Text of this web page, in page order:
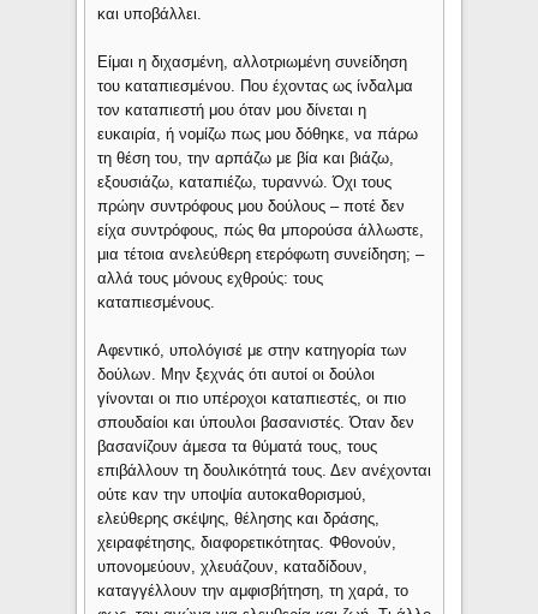
και υποβάλλει.
Είμαι η διχασμένη, αλλοτριωμένη συνείδηση
του καταπιεσμένου. Που έχοντας ως ίνδαλμα
τον καταπιεστή μου όταν μου δίνεται η
ευκαιρία, ή νομίζω πως μου δόθηκε, να πάρω
τη θέση του, την αρπάζω με βία και βιάζω,
εξουσιάζω, καταπιέζω, τυραννώ. Όχι τους
πρώην συντρόφους μου δούλους – ποτέ δεν
είχα συντρόφους, πώς θα μπορούσα άλλωστε,
μια τέτοια ανελεύθερη ετερόφωτη συνείδηση; –
αλλά τους μόνους εχθρούς: τους
καταπιεσμένους.
Αφεντικό, υπολόγισέ με στην κατηγορία των
δούλων. Μην ξεχνάς ότι αυτοί οι δούλοι
γίνονται οι πιο υπέροχοι καταπιεστές, οι πιο
σπουδαίοι και ύπουλοι βασανιστές. Όταν δεν
βασανίζουν άμεσα τα θύματά τους, τους
επιβάλλουν τη δουλικότητά τους. Δεν ανέχονται
ούτε καν την υποψία αυτοκαθορισμού,
ελεύθερης σκέψης, θέλησης και δράσης,
χειραφέτησης, διαφορετικότητας. Φθονούν,
υπονομεύουν, χλευάζουν, καταδίδουν,
καταγγέλλουν την αμφισβήτηση, τη χαρά, το